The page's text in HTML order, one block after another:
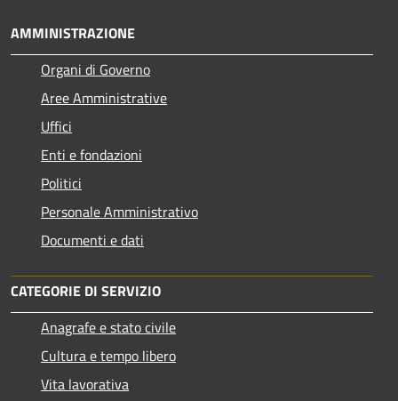
AMMINISTRAZIONE
Organi di Governo
Aree Amministrative
Uffici
Enti e fondazioni
Politici
Personale Amministrativo
Documenti e dati
CATEGORIE DI SERVIZIO
Anagrafe e stato civile
Cultura e tempo libero
Vita lavorativa